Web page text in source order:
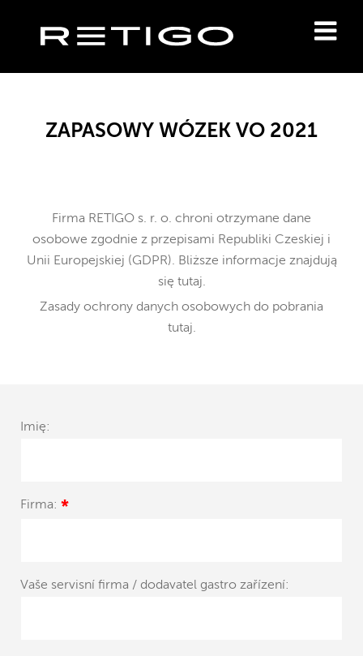
ZAPASOWY WÓZEK VO 2021
Firma RETIGO s. r. o. chroni otrzymane dane
osobowe zgodnie z przepisami Republiki Czeskiej i
Unii Europejskiej (GDPR). Bliższe informacje znajdują
się tutaj.
Zasady ochrony danych osobowych do pobrania
tutaj.
Imię:
Firma: *
Vaše servisní firma / dodavatel gastro zařízení: